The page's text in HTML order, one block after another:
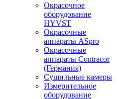
Окрасочное
оборудование
HYVST
Окрасочные
аппараты ASpro
Окрасочные
аппараты Contracor
(Германия)
Сушильные камеры
Измерительное
оборудование